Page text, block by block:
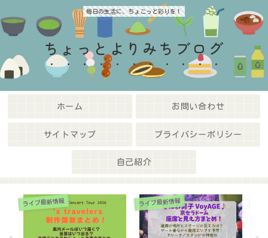
毎日の生活に、ちょこっと彩りを！
ちょっとよりみちブログ
ホーム お問い合わせ
サイトマップ プライバシーポリシー
自己紹介
ライブ最新情報 ライブ最新情報